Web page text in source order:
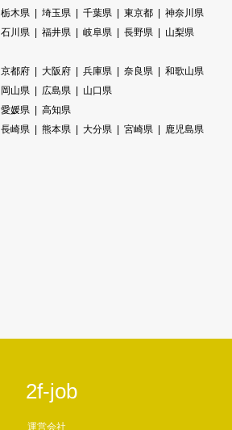
栃木県 埼玉県 千葉県 東京都
神奈川県
石川県 福井県 岐阜県 長野県
山梨県
京都府 大阪府 兵庫県 奈良県
和歌山県
岡山県 広島県
山口県
愛媛県
高知県
長崎県 熊本県 大分県 宮崎県
鹿児島県
2f-job
運営会社